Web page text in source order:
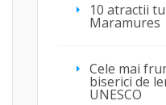
10 atractii
Maramures
Cele mai
biserici de
UNESCO